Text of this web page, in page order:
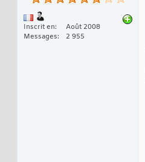
Inscrit en
Août 2008
Messages
2 955